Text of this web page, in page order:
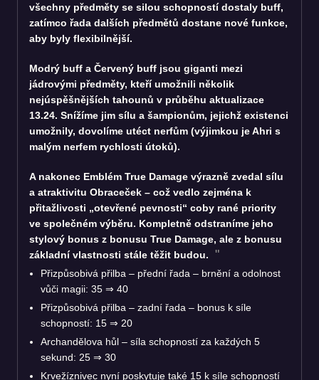
všechny předměty se silou schopností dostaly buff,
zatímco řada dalších předmětů dostane nové funkce,
aby byly flexibilnější.
Modrý buff a Červený buff jsou giganti mezi
jádrovými předměty, kteří umožnili několik
nejúspěšnějších tahounů v průběhu aktualizace
13.24. Snížíme jim sílu a šampionům, jejichž existenci
umožnily, dovolíme utéct nerfům (výjimkou je Ahri s
malým nerfem rychlosti útoků).
A nakonec Emblém True Damage výrazně zvedal sílu
a atraktivitu Obraceček – což vedlo zejména k
přitažlivosti „otevřené pevnosti“ coby rané priority
ve společném výběru. Kompletně odstraníme jeho
stylový bonus z bonusu True Damage, ale z bonusu
základní vlastnosti stále těžit budou.
Přizpůsobivá přilba – přední řada – brnění a odolnost
vůči magii: 35 ⇒ 40
Přizpůsobivá přilba – zadní řada – bonus k síle
schopností: 15 ⇒ 20
Archandělova hůl – síla schopností za každých 5
sekund: 25 ⇒ 30
Krvežíznivec nyní poskytuje také 15 k síle schopností